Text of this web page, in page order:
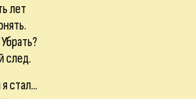
лет
след.
стал...